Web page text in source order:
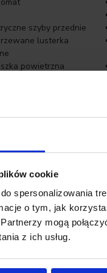
cookie
spersonalizowania
o tym, jak
mogą
z ich usług.
szyby przednie
lusterka
powietrzna
pasa ruchu
dostęp